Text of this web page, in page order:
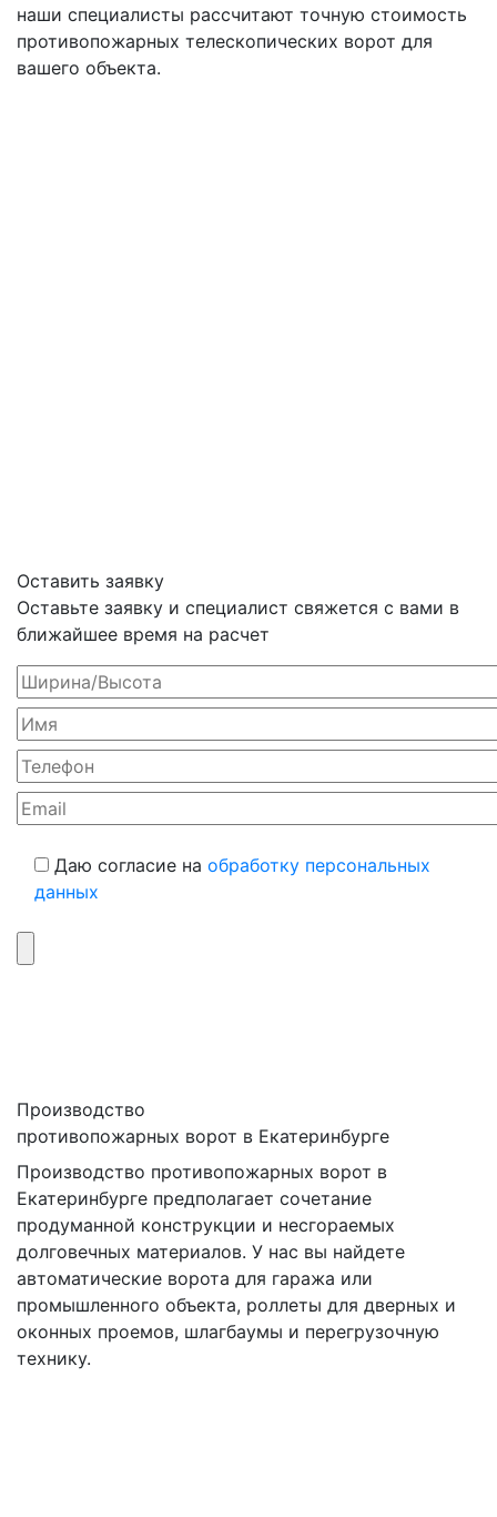
наши специалисты рассчитают точную стоимость
противопожарных телескопических ворот для
вашего объекта.
Оставить заявку
Оставьте заявку и специалист свяжется с вами в
ближайшее время на расчет
Даю согласие на обработку персональных
данных
Производство
противопожарных ворот в Екатеринбурге
Производство противопожарных ворот в
Екатеринбурге предполагает сочетание
продуманной конструкции и несгораемых
долговечных материалов. У нас вы найдете
автоматические ворота для гаража или
промышленного объекта, роллеты для дверных и
оконных проемов, шлагбаумы и перегрузочную
технику.